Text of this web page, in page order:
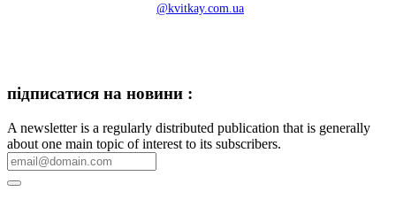
@kvitkay.com.ua
підписатися на новини :
A newsletter is a regularly distributed publication that is generally
about one main topic of interest to its subscribers.